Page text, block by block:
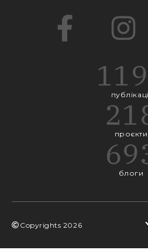
проєкти
блоги
Copyrights 2026